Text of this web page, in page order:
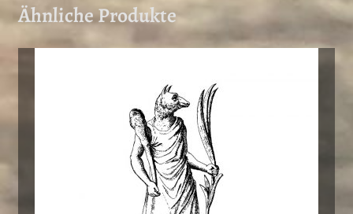
Ähnliche Produkte